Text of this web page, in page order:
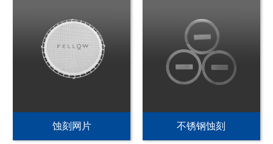
PI发热片蚀刻 不锈钢加热片蚀刻